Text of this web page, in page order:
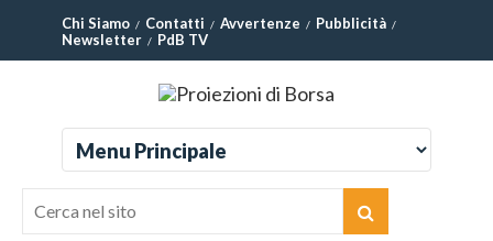
Chi Siamo Contatti Avvertenze
Pubblicità
Newsletter
PdB TV